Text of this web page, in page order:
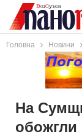
Головна Новини
На
обожгли